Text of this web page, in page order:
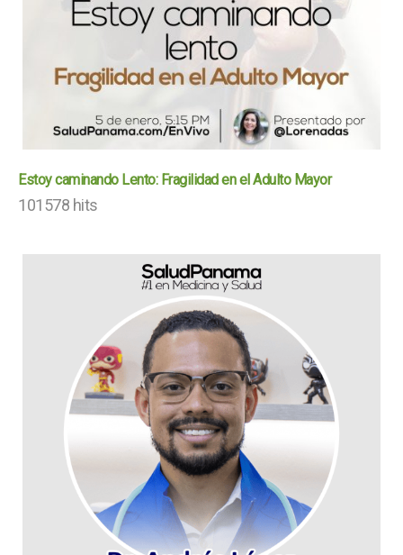
Estoy caminando Lento: Fragilidad en el Adulto Mayor
101578 hits